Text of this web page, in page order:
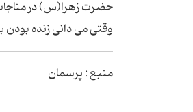
حضرت زهرا(س) در مناجات
وقتی می دانی زنده بودن
منبع : پرسمان